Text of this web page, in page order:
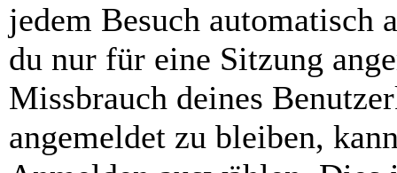
jedem Besuch automatisch
du nur für eine Sitzung
Missbrauch deines
angemeldet zu bleiben,